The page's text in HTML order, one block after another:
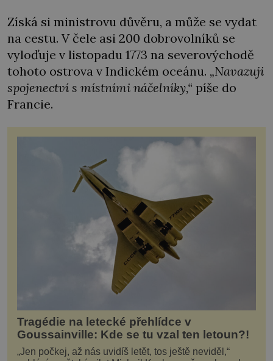
Získá si ministrovu důvěru, a může se vydat
na cestu. V čele asi 200 dobrovolníků se
vyloďuje v listopadu 1773 na severovýchodě
tohoto ostrova v Indickém oceánu. „Navazuji
spojenectví s místními náčelníky,“ píše do
Francie.
Tragédie na letecké přehlídce v
Goussainville: Kde se tu vzal ten letoun?!
„Jen počkej, až nás uvidíš letět, tos ještě neviděl,“